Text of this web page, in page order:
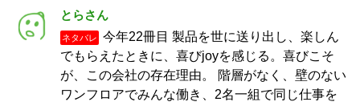
とらさん
ネタバレ
今年22冊目 製品を世に送り出し、楽しん
でもらえたときに、喜びjoyを感じる。喜びこそ
が、この会社の存在理由。 階層がなく、壁のない
ワンフロアでみんな働き、2名一組で同じ仕事を